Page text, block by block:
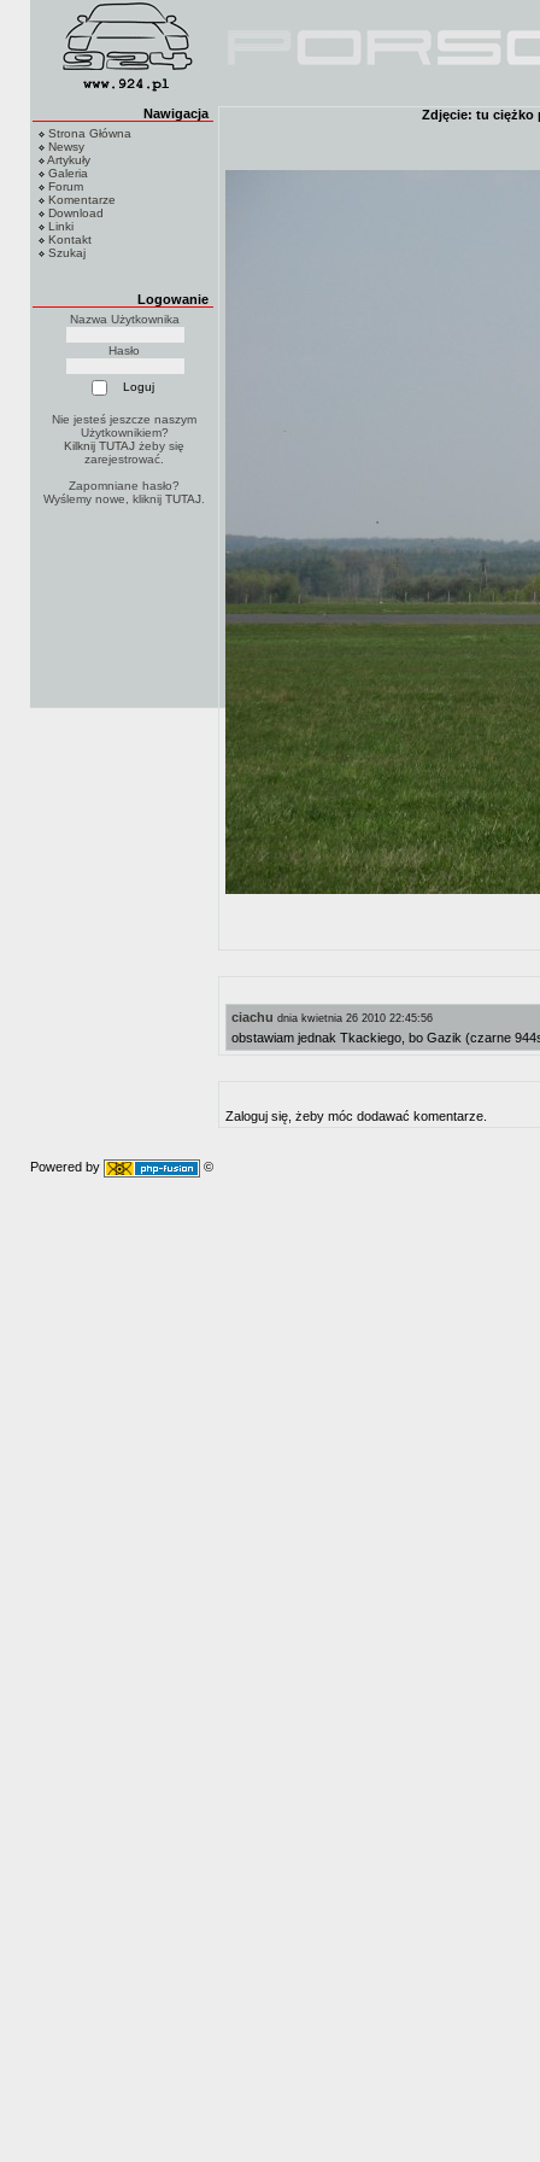
Nawigacja
Strona Główna
Newsy
Artykuły
Galeria
Forum
Komentarze
Download
Linki
Kontakt
Szukaj
Logowanie
Nazwa Użytkownika
Hasło
Nie jesteś jeszcze naszym
Użytkownikiem?
Kilknij TUTAJ żeby się
zarejestrować.
Zapomniane hasło?
Wyślemy nowe, kliknijTUTAJ
Zdjęcie: tu ciężko
ciachu dnia kwietnia 26 2010 22:45:56
obstawiam jednak Tkackiego, bo Gazik (czarne
Zaloguj się, żeby móc dodawać komentarze.
Powered by ©